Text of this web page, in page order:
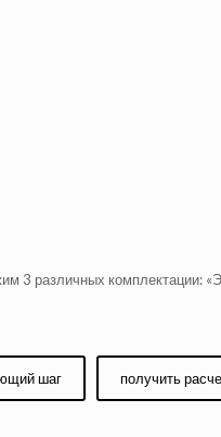
3 различных комплектации:
шаг получить